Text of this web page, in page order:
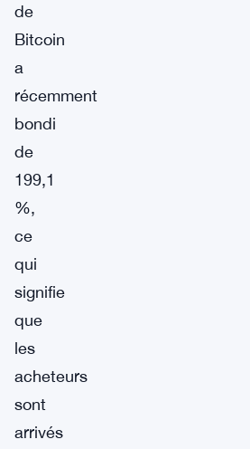
de
Bitcoin
a
récemment
bondi
de
199,1
%,
ce
qui
signifie
que
les
acheteurs
sont
arrivés